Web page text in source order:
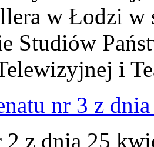
w Łodzi w
Studiów
i
nr 3 z
2 z dnia 25